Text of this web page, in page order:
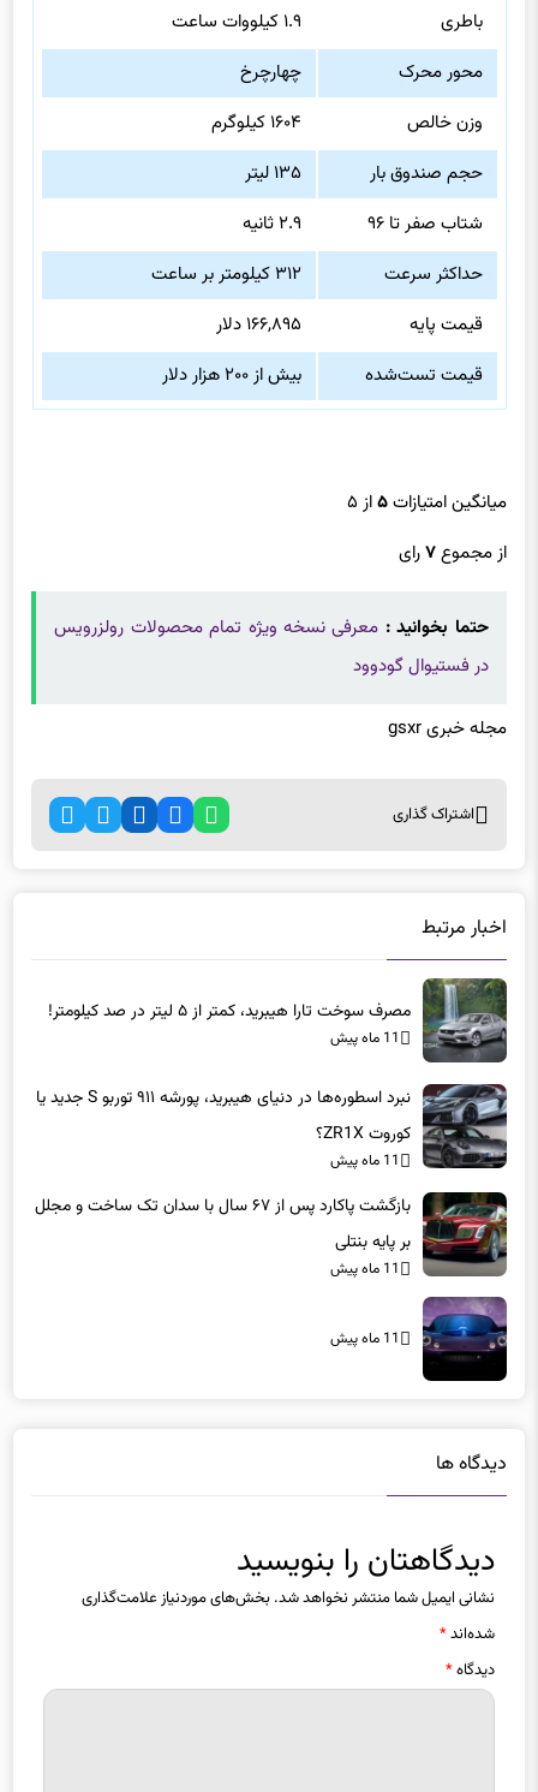
باطری
۱.۹ کیلووات ساعت
محور محرک
چهارچرخ
وزن خالص
۱۶۰۴ کیلوگرم
حجم صندوق بار
۱۳۵ لیتر
شتاب صفر تا ۹۶
۲.۹ ثانیه
حداکثر سرعت
۳۱۲ کیلومتر بر ساعت
قیمت پایه
۱۶۶,۸۹۵ دلار
قیمت تست‌شده
بیش از ۲۰۰ هزار دلار
میانگین امتیازات۵از ۵
از مجموع۷رای
حتما بخوانید : معرفی نسخه ویژه تمام محصولات رولزرویس
در فستیوال گودوود
مجله خبری gsxr
اشتراک گذاری
اخبار مرتبط
مصرف سوخت تارا هیبرید، کمتر از ۵ لیتر در صد کیلومتر!
11 ماه پیش
نبرد اسطوره‌ها در دنیای هیبرید، پورشه ۹۱۱ توربو S جدید یا
کوروت ZR1X؟
11 ماه پیش
بازگشت پاکارد پس از ۶۷ سال با سدان تک ساخت و مجلل
بر پایه بنتلی
11 ماه پیش
11 ماه پیش
دیدگاه ها
دیدگاهتان را بنویسید
نشانی ایمیل شما منتشر نخواهد شد. بخش‌های موردنیاز علامت‌گذاری
شده‌اند*
دیدگاه*